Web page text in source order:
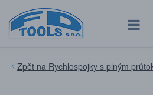
Rychlospojky s plným